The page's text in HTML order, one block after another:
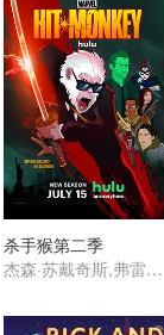
杀手猴第二季
杰森·苏戴奇斯,弗雷德·塔特西奥,奥立薇娅·玛恩,武井乔治,松村艾丽,蕾可·艾尔丝沃斯,诺希尔·达拉尔,Nobi Nakanishi,Mia Korf